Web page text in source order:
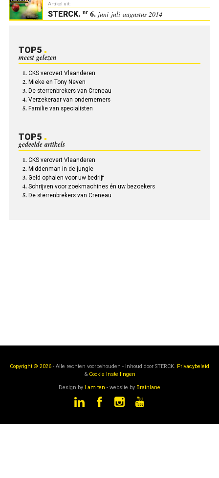
Artikel uit:
STERCK. nr6. juni-juli-augustus 2014
TOP5
meest gelezen
CKS verovert Vlaanderen
Mieke en Tony Neven
De sterrenbrekers van Creneau
Verzekeraar van ondernemers
Familie van specialisten
TOP5
gedeelde artikels
CKS verovert Vlaanderen
Middenman in de jungle
Geld ophalen voor uw bedrijf
Schrijven voor zoekmachines én uw bezoekers
De sterrenbrekers van Creneau
Copyright © 2026 - Alle rechten voorbehouden - Inhoud door STERCK. Privacybeleid
& Cookie Instellingen
Design by I am ten - website by Brainlane